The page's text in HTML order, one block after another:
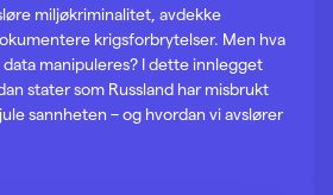
miljøkriminalitet, avdekke
krigsforbrytelser. Men hva
manipuleres? I dette innlegget
stater som Russland har misbrukt
sannheten – og hvordan vi avslører